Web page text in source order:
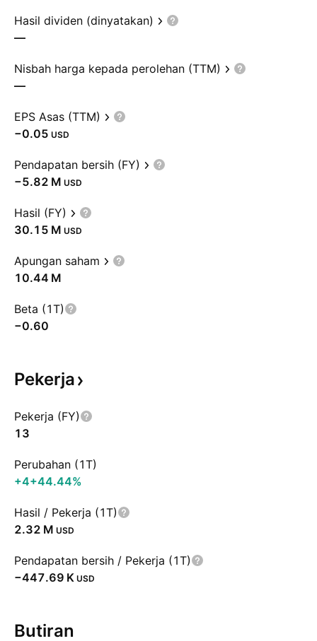
Hasil dividen (dinyatakan)
—
Nisbah harga kepada perolehan (TTM)
—
EPS Asas (TTM)
−0.05 USD
Pendapatan bersih (FY)
‪−5.82 M‬ USD
Hasil (FY)
‪30.15 M‬ USD
Apungan saham
‪10.44 M‬
Beta (1T)
−0.60
Pekerja
Pekerja (FY)
13
Perubahan (1T)
+4+44.44%
Hasil / Pekerja (1T)
‪2.32 M‬ USD
Pendapatan bersih / Pekerja (1T)
‪−447.69 K‬ USD
Butiran